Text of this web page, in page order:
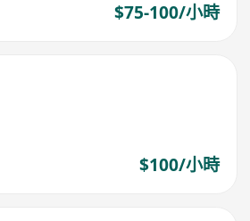
$75-100/小時
$100/小時